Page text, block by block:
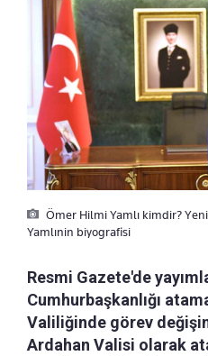
Ömer Hilmi Yamlı kimdir?
Yamlınin biyografisi
Resmi Gazete'de
Cumhurbaşkanlığı
Valiliğinde görev
Ardahan Valisi olarak